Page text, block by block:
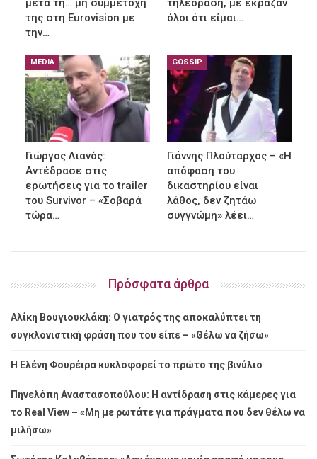
μετά τη… μη συμμετοχή
της στη Eurovision με
την…
τηλεόραση, με έκραζαν
όλοι ότι είμαι…
MEDIA
Γιώργος Λιανός:
Αντέδρασε στις
ερωτήσεις για το trailer
του Survivor – «Σοβαρά
τώρα…
GOSSIP
Γιάννης Πλούταρχος – «Η
απόφαση του
δικαστηρίου είναι
λάθος, δεν ζητάω
συγγνώμη» λέει…
Πρόσφατα άρθρα
Αλίκη Βουγιουκλάκη: Ο γιατρός της αποκαλύπτει τη
συγκλονιστική φράση που του είπε – «Θέλω να ζήσω»
Η Ελένη Φουρέιρα κυκλοφορεί το πρώτο της βινύλιο
Πηνελόπη Αναστασοπούλου: Η αντίδραση στις κάμερες για
το Real View – «Μη με ρωτάτε για πράγματα που δεν θέλω να
μιλήσω»